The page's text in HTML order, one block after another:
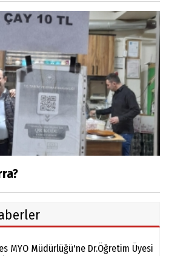
MYO Müdürlüğü'ne Dr.Öğretim Üyesi